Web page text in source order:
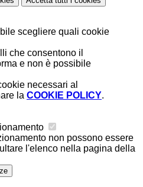
scegliere quali cookie
che consentono il
e non è possibile
necessari al
la COOKIE POLICY.
non possono essere
l'elenco nella pagina della